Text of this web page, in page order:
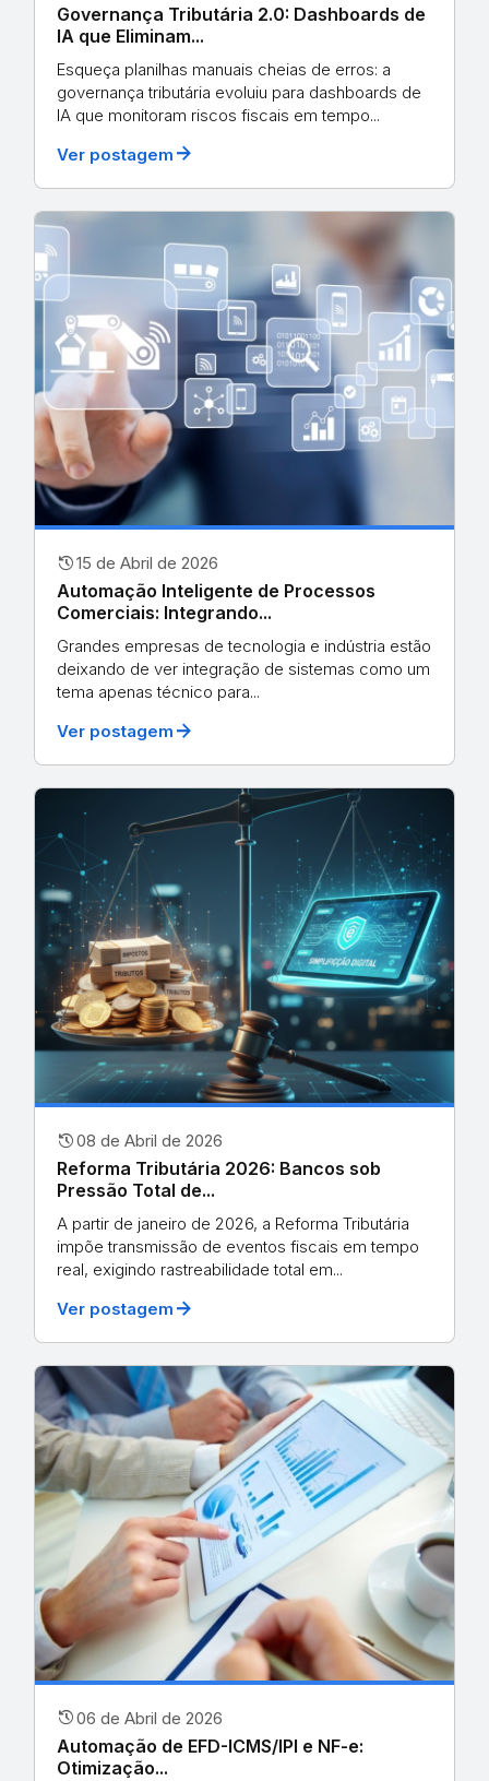
Governança Tributária 2.0: Dashboards de
IA que Eliminam...
Esqueça planilhas manuais cheias de erros: a
governança tributária evoluiu para dashboards de
IA que monitoram riscos fiscais em tempo...
Ver postagem arrow_forward
history15 de Abril de 2026
Automação Inteligente de Processos
Comerciais: Integrando...
Grandes empresas de tecnologia e indústria estão
deixando de ver integração de sistemas como um
tema apenas técnico para...
Ver postagem arrow_forward
history08 de Abril de 2026
Reforma Tributária 2026: Bancos sob
Pressão Total de...
A partir de janeiro de 2026, a Reforma Tributária
impõe transmissão de eventos fiscais em tempo
real, exigindo rastreabilidade total em...
Ver postagem arrow_forward
history06 de Abril de 2026
Automação de EFD-ICMS/IPI e NF-e:
Otimização...